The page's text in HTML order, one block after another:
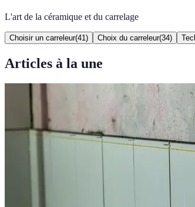
L'art de la céramique et du carrelage
Choisir un carreleur(41 ) Choix du carreleur(34)
Articles à la une